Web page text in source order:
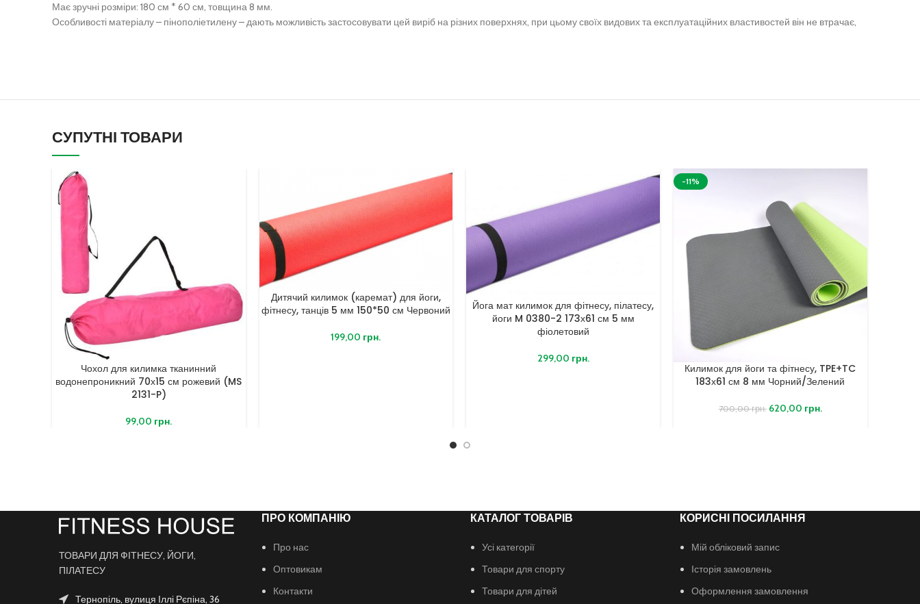
Має зручні розміри: 180 см * 60 см, товщина 8 мм.
Особливості матеріалу – пінополіетилену – дають можливість застосовувати цей виріб на різних поверхнях, при цьому своїх видових та експлуатаційних властивостей він не втрачає,
СУПУТНІ ТОВАРИ
Чохол для килимка тканинний
водонепроникний 70х15 см рожевий (MS
2131-P)
99,00 грн.
Дитячий килимок (каремат) для йоги,
фітнесу, танців 5 мм 150*50 см Червоний
199,00 грн.
Йога мат килимок для фітнесу, пілатесу,
йоги M 0380-2 173х61 см 5 мм
фіолетовий
299,00 грн.
-11%
Килимок для йоги та фітнесу, TPE+TC
183х61 см 8 мм Чорний/Зелений
700,00грн. 620,00 грн.
ТОВАРИ ДЛЯ ФІТНЕСУ, ЙОГИ,
ПІЛАТЕСУ
Тернопіль, вулиця Іллі Рєпіна, 36
ПРО КОМПАНІЮ
Про нас
Оптовикам
Контакти
КАТАЛОГ ТОВАРІВ
Усі категорії
Товари для спорту
Товари для дітей
КОРИСНІ ПОСИЛАННЯ
Мій обліковий запис
Історія замовлень
Оформлення замовлення